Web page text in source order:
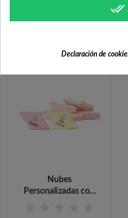
COMPRADOS
Nubes
Personalizadas con
done_all
Declaración de